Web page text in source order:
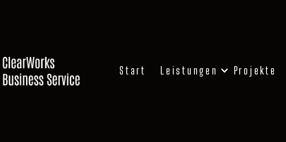
Start Leistungen Projekte